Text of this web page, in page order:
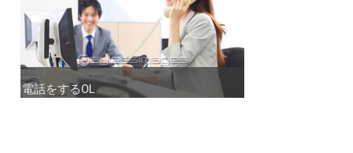
電話をするOL
電話をするOL